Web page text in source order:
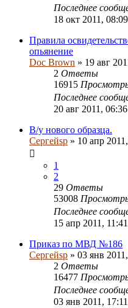
Последнее
18 окт 2011, 08:09
Правила
опьянение
Doc Brown » 19 авг
2 Ответы
16915
Последнее
20 авг 2011, 06:36
В/у нового образца.
Сергейsp » 10 апр
1
2
29 Ответы
53008
Последнее
15 апр 2011, 11:41
Приказ по МВД №186
Сергейsp » 03 янв
2 Ответы
16477
Последнее
03 янв 2011, 17:11